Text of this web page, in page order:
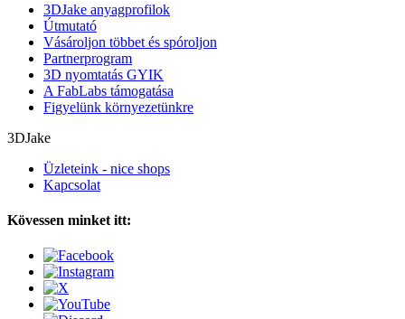
3DJake anyagprofilok
Útmutató
Vásároljon többet és spóroljon
Partnerprogram
3D nyomtatás GYIK
A FabLabs támogatása
Figyelünk környezetünkre
3DJake
Üzleteink - nice shops
Kapcsolat
Kövessen minket itt: